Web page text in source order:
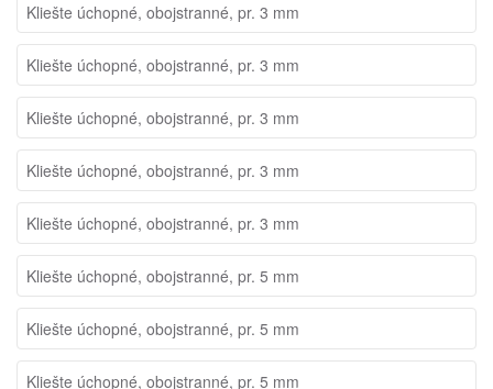
Kliešte úchopné, obojstranné, pr. 3 mm
Kliešte úchopné, obojstranné, pr. 3 mm
Kliešte úchopné, obojstranné, pr. 3 mm
Kliešte úchopné, obojstranné, pr. 3 mm
Kliešte úchopné, obojstranné, pr. 3 mm
Kliešte úchopné, obojstranné, pr. 5 mm
Kliešte úchopné, obojstranné, pr. 5 mm
Kliešte úchopné, obojstranné, pr. 5 mm